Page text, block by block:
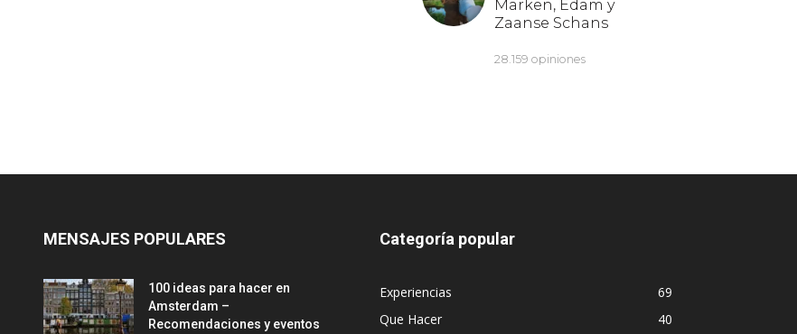
MENSAJES POPULARES
100 ideas para hacer en
Amsterdam –
Recomendaciones y eventos
Categoría popular
Experiencias
69
Que Hacer
40